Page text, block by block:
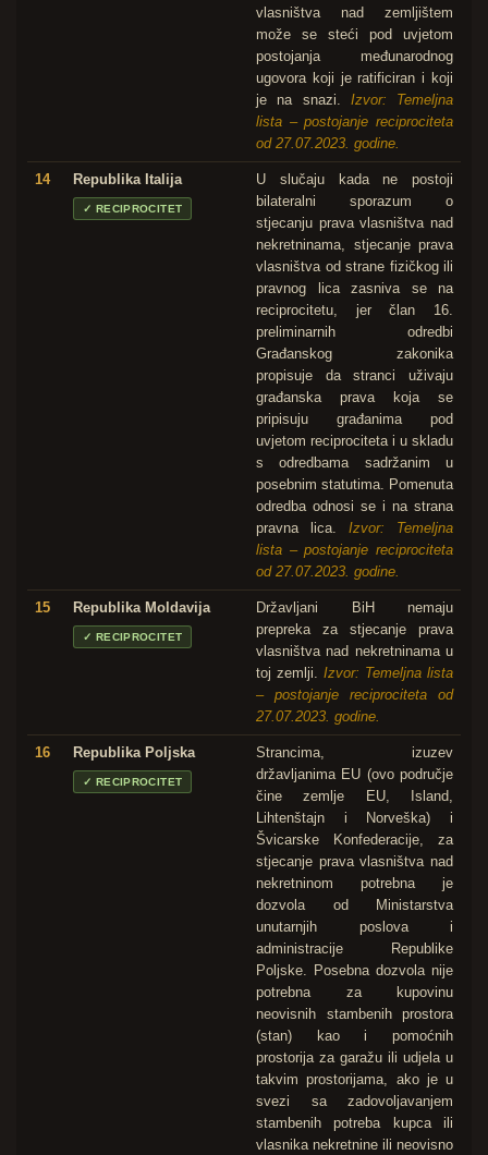
vlasništva nad zemljištem
može se steći pod uvjetom
postojanja međunarodnog
ugovora koji je ratificiran i koji
je na snazi. Izvor: Temeljna
lista – postojanje reciprociteta
od 27.07.2023. godine.
14 Republika Italija
✓ RECIPROCITET
U slučaju kada ne postoji
bilateralni sporazum o
stjecanju prava vlasništva nad
nekretninama, stjecanje prava
vlasništva od strane fizičkog ili
pravnog lica zasniva se na
reciprocitetu, jer član 16.
preliminarnih odredbi
Građanskog zakonika
propisuje da stranci uživaju
građanska prava koja se
pripisuju građanima pod
uvjetom reciprociteta i u skladu
s odredbama sadržanim u
posebnim statutima. Pomenuta
odredba odnosi se i na strana
pravna lica. Izvor: Temeljna
lista – postojanje reciprociteta
od 27.07.2023. godine.
15 Republika Moldavija
✓ RECIPROCITET
Državljani BiH nemaju
prepreka za stjecanje prava
vlasništva nad nekretninama u
toj zemlji. Izvor: Temeljna lista
– postojanje reciprociteta od
27.07.2023. godine.
16 Republika Poljska
✓ RECIPROCITET
Strancima, izuzev
državljanima EU (ovo područje
čine zemlje EU, Island,
Lihtenštajn i Norveška) i
Švicarske Konfederacije, za
stjecanje prava vlasništva nad
nekretninom potrebna je
dozvola od Ministarstva
unutarnjih poslova i
administracije Republike
Poljske. Posebna dozvola nije
potrebna za kupovinu
neovisnih stambenih prostora
(stan) kao i pomoćnih
prostorija za garažu ili udjela u
takvim prostorijama, ako je u
svezi sa zadovoljavanjem
stambenih potreba kupca ili
vlasnika nekretnine ili neovisno